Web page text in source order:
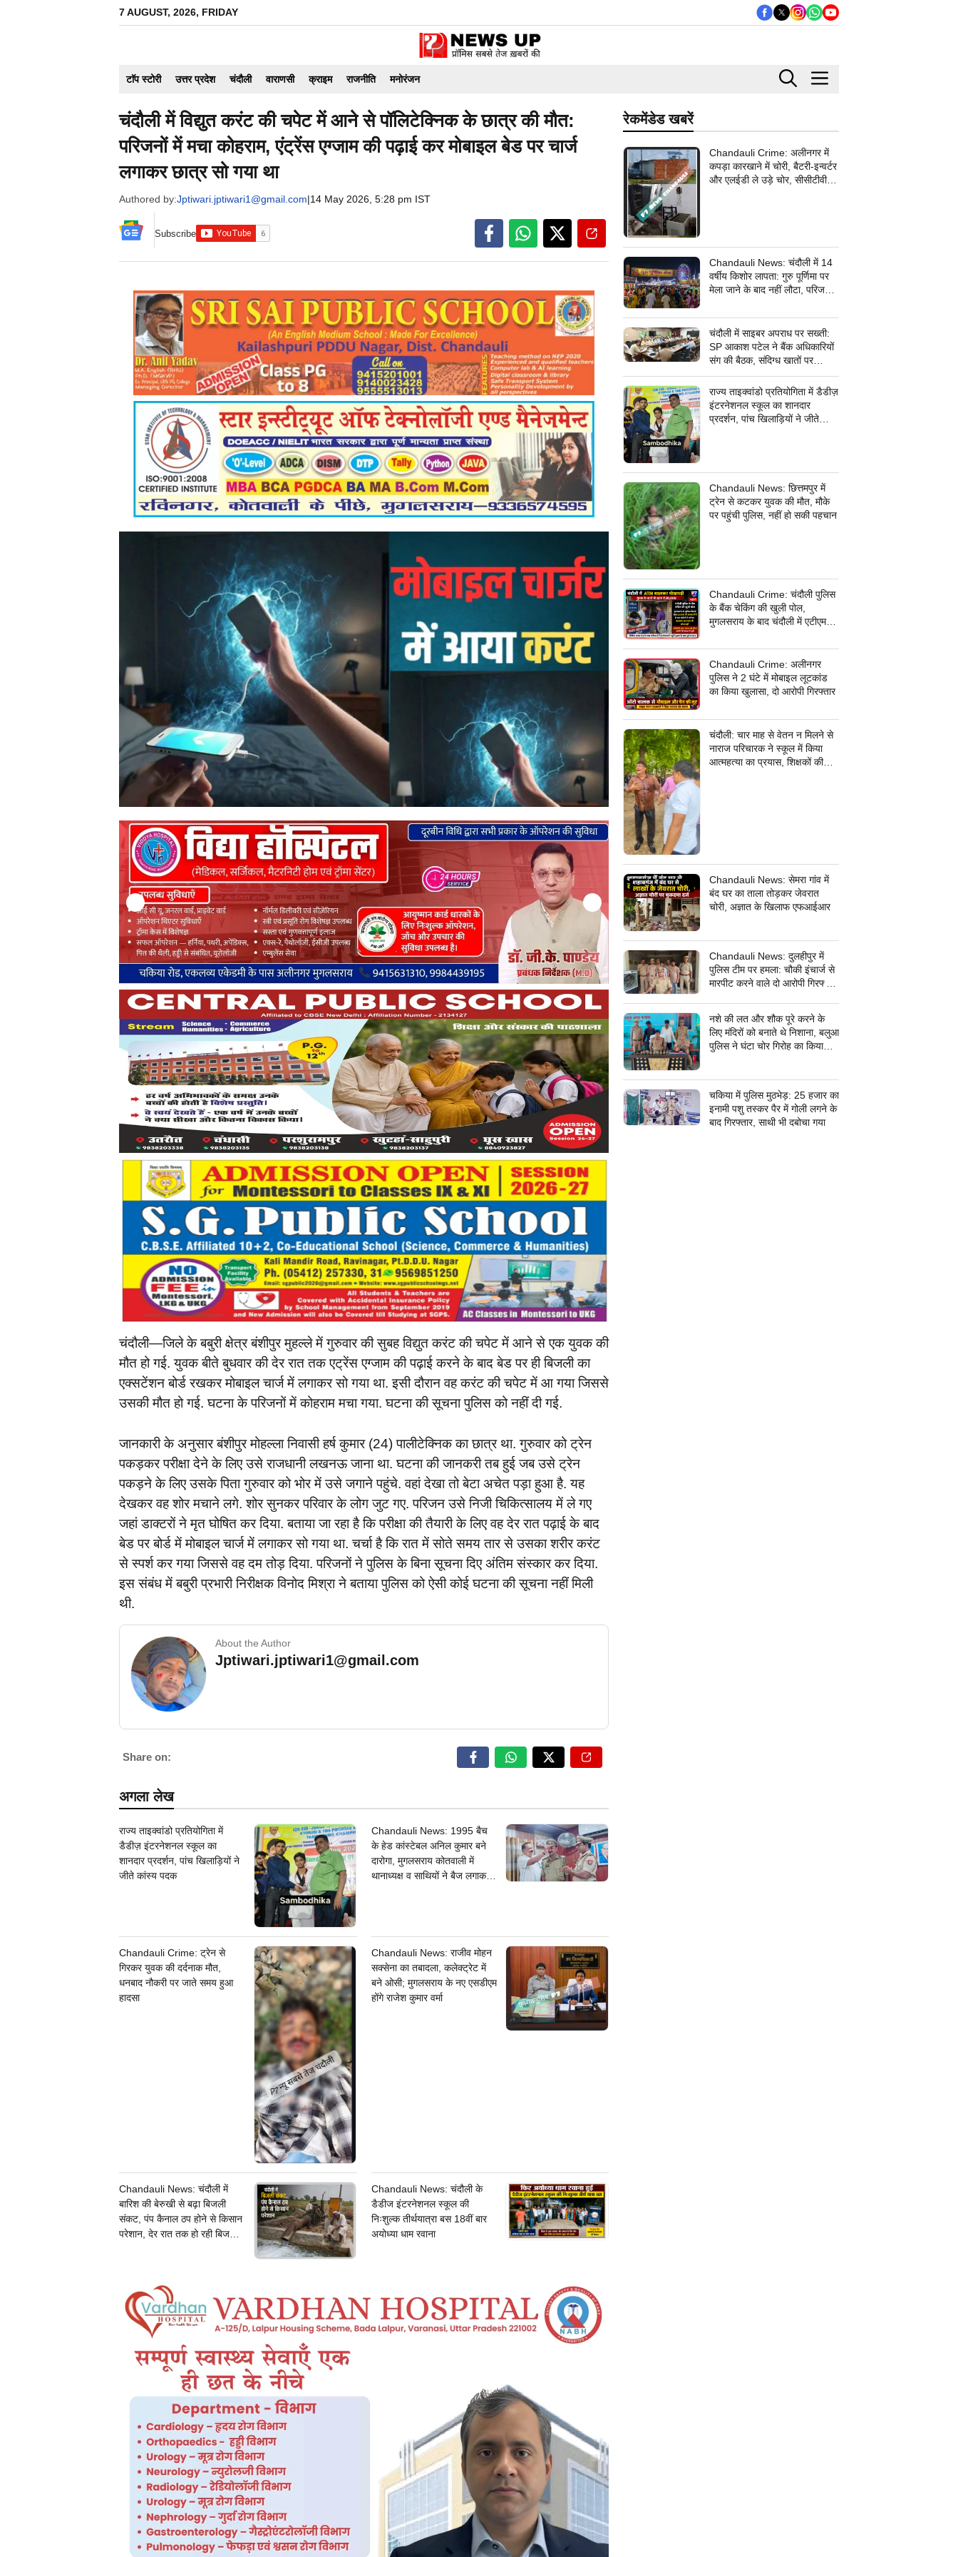
7 AUGUST, 2026, FRIDAY
टाॅप स्टोरी उत्तर प्रदेश चंदौली वाराणसी क्राइम राजनीति मनोरंजन
चंदौली में विद्युत करंट की चपेट में आने से पॉलिटेक्निक के छात्र की मौत:
परिजनों में मचा कोहराम, एंट्रेंस एग्जाम की पढ़ाई कर मोबाइल बेड पर चार्ज
लगाकर छात्र सो गया था
Authored by:Jptiwari.jptiwari1@gmail.com|14 May 2026, 5:28 pm IST
Subscribe
चंदौली—जिले के बबुरी क्षेत्र बंशीपुर मुहल्ले में गुरुवार की सुबह विद्युत करंट की चपेट में आने से एक युवक की
मौत हो गई. युवक बीते बुधवार की देर रात तक एट्रेंस एग्जाम की पढ़ाई करने के बाद बेड पर ही बिजली का
एक्सटेंशन बोर्ड रखकर मोबाइल चार्ज में लगाकर सो गया था. इसी दौरान वह करंट की चपेट में आ गया जिससे
उसकी मौत हो गई. घटना के परिजनों में कोहराम मचा गया. घटना की सूचना पुलिस को नहीं दी गई.
जानकारी के अनुसार बंशीपुर मोहल्ला निवासी हर्ष कुमार (24) पालीटेक्निक का छात्र था. गुरुवार को ट्रेन
पकड़कर परीक्षा देने के लिए उसे राजधानी लखनऊ जाना था. घटना की जानकरी तब हुई जब उसे ट्रेन
पकड़ने के लिए उसके पिता गुरुवार को भोर में उसे जगाने पहुंचे. वहां देखा तो बेटा अचेत पड़ा हुआ है. यह
देखकर वह शोर मचाने लगे. शोर सुनकर परिवार के लोग जुट गए. परिजन उसे निजी चिकित्सालय में ले गए
जहां डाक्टरों ने मृत घोषित कर दिया. बताया जा रहा है कि परीक्षा की तैयारी के लिए वह देर रात पढ़ाई के बाद
बेड पर बोर्ड में मोबाइल चार्ज में लगाकर सो गया था. चर्चा है कि रात में सोते समय तार से उसका शरीर करंट
से स्पर्श कर गया जिससे वह दम तोड़ दिया. परिजनों ने पुलिस के बिना सूचना दिए अंतिम संस्कार कर दिया.
इस संबंध में बबुरी प्रभारी निरीक्षक विनोद मिश्रा ने बताया पुलिस को ऐसी कोई घटना की सूचना नहीं मिली
थी.
About the Author
Jptiwari.jptiwari1@gmail.com
Share on:
अगला लेख
राज्य ताइक्वांडो प्रतियोगिता में
डैडीज़ इंटरनेशनल स्कूल का
शानदार प्रदर्शन, पांच खिलाड़ियों ने
जीते कांस्य पदक
Chandauli News: 1995 बैच
के हेड कांस्टेबल अनिल कुमार बने
दारोगा, मुगलसराय कोतवाली में
थानाध्यक्ष व साथियों ने बैज लगाकर
Chandauli Crime: ट्रेन से
गिरकर युवक की दर्दनाक मौत,
धनबाद नौकरी पर जाते समय हुआ
हादसा
Chandauli News: राजीव मोहन
सक्सेना का तबादला, कलेक्ट्रेट में
बने ओसी; मुगलसराय के नए एसडीएम
होंगे राजेश कुमार वर्मा
Chandauli News: चंदौली में
बारिश की बेरुखी से बढ़ा बिजली
संकट, पंप कैनाल ठप होने से किसान
परेशान, देर रात तक हो रही बिजली
Chandauli News: चंदौली के
डैडीज इंटरनेशनल स्कूल की
निःशुल्क तीर्थयात्रा बस 18वीं बार
अयोध्या धाम रवाना
रेकमेंडेड खबरें
Chandauli Crime: अलीनगर में
कपड़ा कारखाने में चोरी, बैटरी-इन्वर्टर
और एलईडी ले उड़े चोर, सीसीटीवी
Chandauli News: चंदौली में 14
वर्षीय किशोर लापता: गुरु पूर्णिमा पर
मेला जाने के बाद नहीं लौटा, परिजनों
गुमशुदगी
चंदौली में साइबर अपराध पर सख्ती:
SP आकाश पटेल ने बैंक अधिकारियों
संग की बैठक, संदिग्ध खातों पर
निगरानी के दिए निर्देश
राज्य ताइक्वांडो प्रतियोगिता में डैडीज़
इंटरनेशनल स्कूल का शानदार
प्रदर्शन, पांच खिलाड़ियों ने जीते
Chandauli News: छित्तमपुर में
ट्रेन से कटकर युवक की मौत, मौके
पर पहुंची पुलिस, नहीं हो सकी पहचान
Chandauli Crime: चंदौली पुलिस
के बैंक चेकिंग की खुली पोल,
मुगलसराय के बाद चंदौली में एटीएम
जांच में जुटी पुलिस
Chandauli Crime: अलीनगर
पुलिस ने 2 घंटे में मोबाइल लूटकांड
का किया खुलासा, दो आरोपी गिरफ्तार
चंदौली: चार माह से वेतन न मिलने से
नाराज परिचारक ने स्कूल में किया
आत्महत्या का प्रयास, शिक्षकों की
Chandauli News: सेमरा गांव में
बंद घर का ताला तोड़कर जेवरात
चोरी, अज्ञात के खिलाफ एफआईआर
Chandauli News: दुलहीपुर में
पुलिस टीम पर हमला: चौकी इंचार्ज से
मारपीट करने वाले दो आरोपी गिरफ्तार,
नशे की लत और शौक पूरे करने के
लिए मंदिरों को बनाते थे निशाना, बलुआ
पुलिस ने घंटा चोर गिरोह का किया
चकिया में पुलिस मुठभेड़: 25 हजार का
इनामी पशु तस्कर पैर में गोली लगने के
बाद गिरफ्तार, साथी भी दबोचा गया